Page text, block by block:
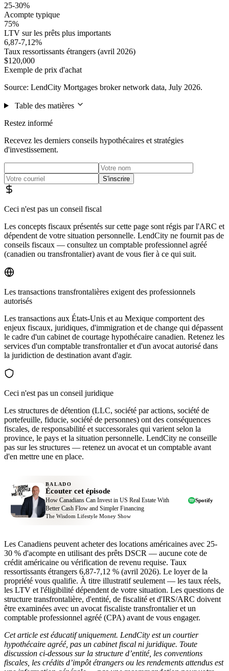
25-30%
Acompte typique
75%
LTV sur les prêts plus importants
6,87-7,12%
Taux ressortissants étrangers (avril 2026)
$120,000
Exemple de prix d'achat
Source: LendCity Mortgages broker network data, July 2026.
Table des matières
Restez informé
Recevez les derniers conseils hypothécaires et stratégies
d'investissement.
S'inscrire
Ceci n'est pas un conseil fiscal
Les concepts fiscaux présentés sur cette page sont régis par l'ARC et
dépendent de votre situation personnelle. LendCity ne fournit pas de
conseils fiscaux — consultez un comptable professionnel agréé
(canadien ou transfrontalier) avant de vous fier à ce qui suit.
Les transactions transfrontalières exigent des professionnels
autorisés
Les transactions aux États-Unis et au Mexique comportent des
enjeux fiscaux, juridiques, d'immigration et de change qui dépassent
le cadre d'un cabinet de courtage hypothécaire canadien. Retenez les
services d'un comptable transfrontalier et d'un avocat autorisé dans
la juridiction de destination avant d'agir.
Ceci n'est pas un conseil juridique
Les structures de détention (LLC, société par actions, société de
portefeuille, fiducie, société de personnes) ont des conséquences
fiscales, de responsabilité et successorales qui varient selon la
province, le pays et la situation personnelle. LendCity ne conseille
pas sur les structures — retenez un avocat et un comptable avant
d'en mettre une en place.
BALADO
Écouter cet épisode
How Canadians Can Invest in US Real Estate With
Better Cash Flow and Simpler Financing
The Wisdom Lifestyle Money Show
Spotify
Les Canadiens peuvent acheter des locations américaines avec 25-
30 % d'acompte en utilisant des prêts DSCR — aucune cote de
crédit américaine ou vérification de revenu requise. Taux
ressortissants étrangers 6,87-7,12 % (avril 2026). Le loyer de la
propriété vous qualifie. À titre illustratif seulement — les taux réels,
les LTV et l'éligibilité dépendent de votre situation. Les questions de
structure transfrontalière, d'entité, de fiscalité et d'IRS/ARC doivent
être examinées avec un avocat fiscaliste transfrontalier et un
comptable professionnel agréé (CPA) avant de vous engager.
Cet article est éducatif uniquement. LendCity est un courtier
hypothécaire agréé, pas un cabinet fiscal ni juridique. Toute
discussion ci-dessous sur la structure d’entité, les conventions
fiscales, les crédits d’impôt étrangers ou les rendements attendus est